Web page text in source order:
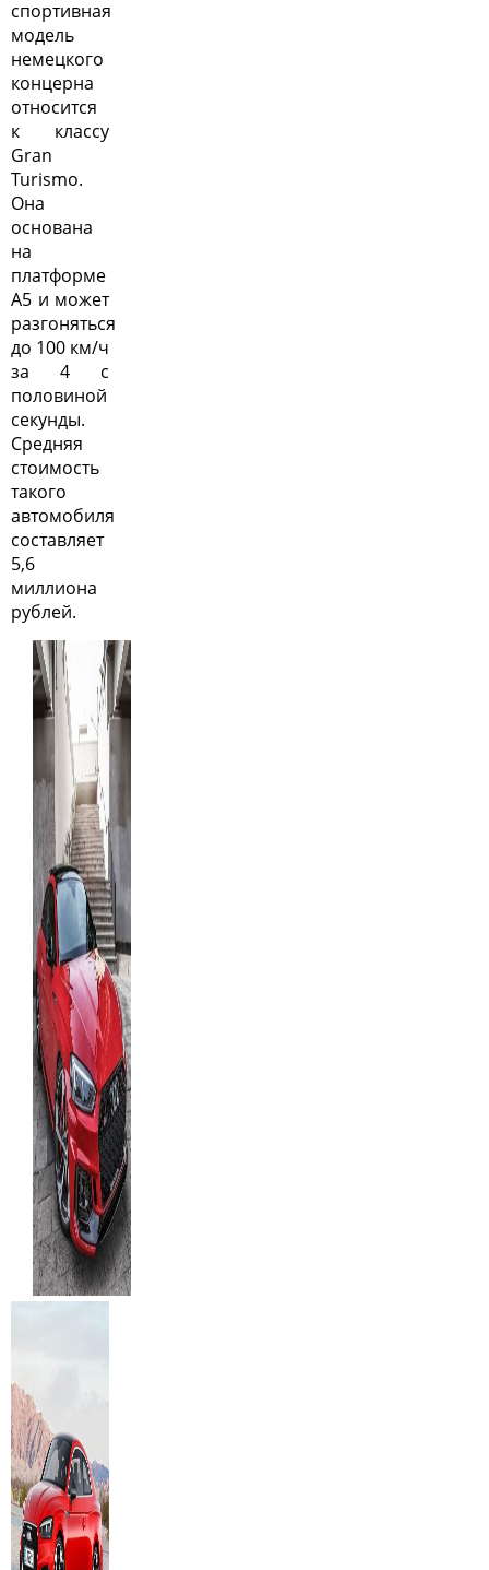
спортивная
модель
немецкого
концерна
относится
к классу
Gran
Turismo.
Она
основана
на
платформе
A5 и может
разгоняться
до 100 км/ч
за 4 с
половиной
секунды.
Средняя
стоимость
такого
автомобиля
составляет
5,6
миллиона
рублей.